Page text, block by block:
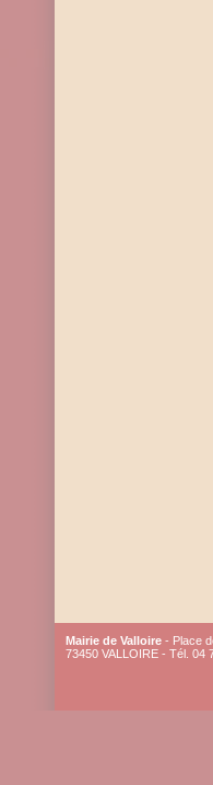
Mairie de Valloire - Place
73450 VALLOIRE - Tél. 04